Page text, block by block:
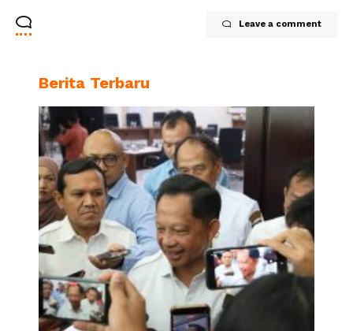
Leave a comment
Berita Terbaru